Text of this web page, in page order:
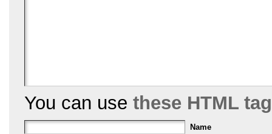
You can use these HTML
Name